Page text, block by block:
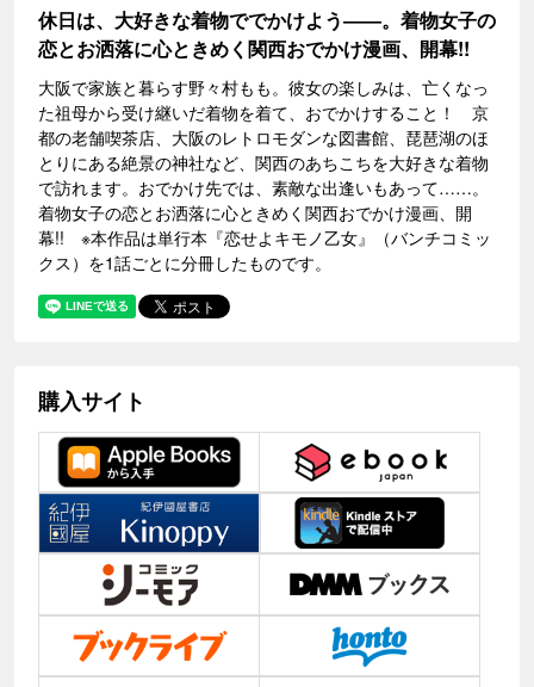
休日は、大好きな着物ででかけよう――。着物女子の
恋とお洒落に心ときめく関西おでかけ漫画、開幕!!
大阪で家族と暮らす野々村もも。彼女の楽しみは、亡くなっ
た祖母から受け継いだ着物を着て、おでかけすること！ 京
都の老舗喫茶店、大阪のレトロモダンな図書館、琵琶湖のほ
とりにある絶景の神社など、関西のあちこちを大好きな着物
で訪れます。おでかけ先では、素敵な出逢いもあって……。
着物女子の恋とお洒落に心ときめく関西おでかけ漫画、開
幕!! ※本作品は単行本『恋せよキモノ乙女』（バンチコミッ
クス）を1話ごとに分冊したものです。
購入サイト